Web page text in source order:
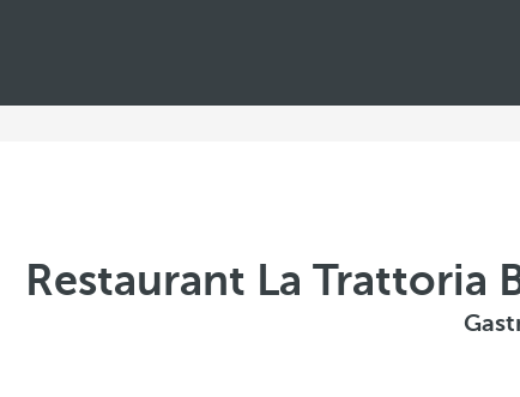
Restaurant La Trattoria